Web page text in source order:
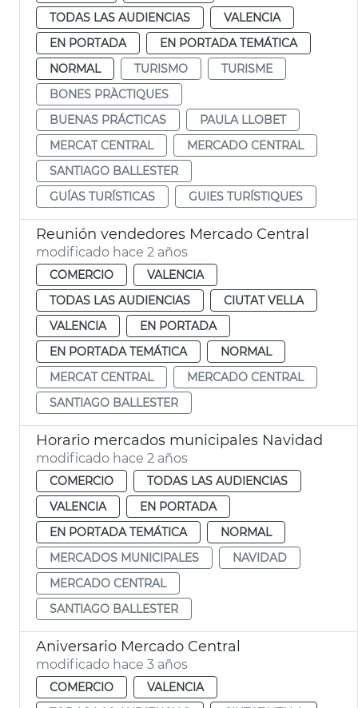
TODAS LAS AUDIENCIAS
VALENCIA
EN PORTADA
EN PORTADA TEMÁTICA
NORMAL
TURISMO
TURISME
BONES PRÀCTIQUES
BUENAS PRÁCTICAS
PAULA LLOBET
MERCAT CENTRAL
MERCADO CENTRAL
SANTIAGO BALLESTER
GUÍAS TURÍSTICAS
GUIES TURÍSTIQUES
Reunión vendedores Mercado Central
modificado hace 2 años
COMERCIO
VALENCIA
TODAS LAS AUDIENCIAS
CIUTAT VELLA
VALENCIA
EN PORTADA
EN PORTADA TEMÁTICA
NORMAL
MERCAT CENTRAL
MERCADO CENTRAL
SANTIAGO BALLESTER
Horario mercados municipales Navidad
modificado hace 2 años
COMERCIO
TODAS LAS AUDIENCIAS
VALENCIA
EN PORTADA
EN PORTADA TEMÁTICA
NORMAL
MERCADOS MUNICIPALES
NAVIDAD
MERCADO CENTRAL
SANTIAGO BALLESTER
Aniversario Mercado Central
modificado hace 3 años
COMERCIO
VALENCIA